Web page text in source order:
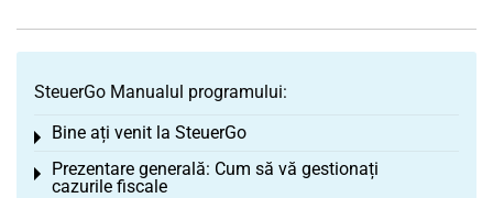
SteuerGo Manualul programului:
Bine ați venit la SteuerGo
Toggle menu
Prezentare generală: Cum să vă gestionați
cazurile fiscale
Toggle menu